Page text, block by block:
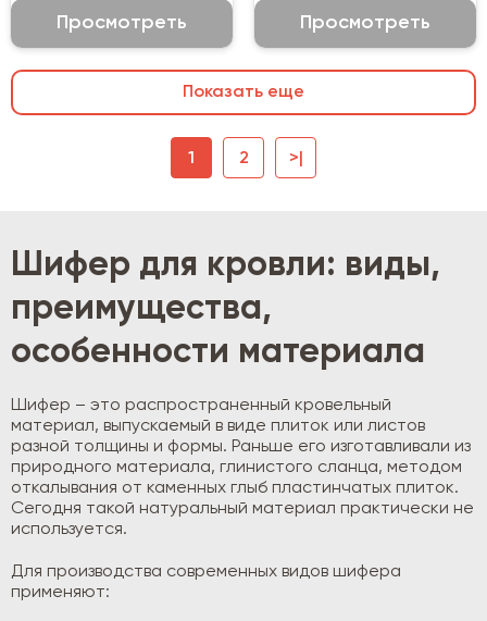
Просмотреть Просмотреть
Показать еще
1 2 >|
Шифер для кровли: виды,
преимущества,
особенности материала
Шифер – это распространенный кровельный
материал, выпускаемый в виде плиток или листов
разной толщины и формы. Раньше его изготавливали из
природного материала, глинистого сланца, методом
откалывания от каменных глыб пластинчатых плиток.
Сегодня такой натуральный материал практически не
используется.
Для производства современных видов шифера
применяют: